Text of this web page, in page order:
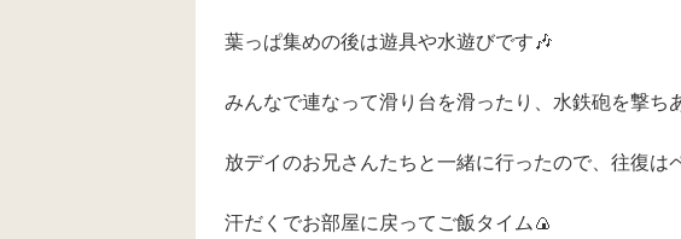
葉っぱ集めの後は遊具や水遊びです🎶
みんなで連なって滑り台を滑ったり、水鉄砲を撃
放デイのお兄さんたちと一緒に行ったので、往復は
汗だくでお部屋に戻ってご飯タイム🍙